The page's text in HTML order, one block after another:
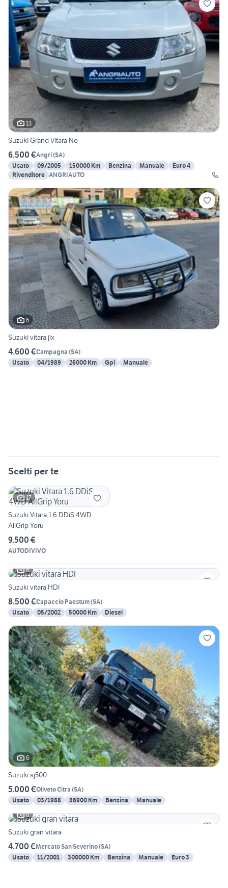
13
Suzuki Grand Vitara No
6.500 €Angri(SA)
Usato
09/2005 150000 Km Benzina Manuale
Euro 4
Rivenditore ANGRIAUTO
6
Suzuki vitara jlx
4.600 €Campagna (SA)
Usato
04/1989 26000 Km Gpl Manuale
Scelti per te
17
Suzuki Vitara 1.6 DDiS 4WD
AllGrip Yoru
9.500 €
AUTODIVIVO
6
Suzuki vitara HDI
8.500 €Capaccio Paestum(SA)
Usato
05/2002 50000 Km Diesel
6
Suzuki sj500
5.000 €Oliveto Citra (SA)
Usato
03/1988 56900 Km Benzina
Manuale
6
Suzuki gran vitara
4.700 €Mercato San Severino(SA)
Usato
11/2001 300000 Km Benzina Manuale Euro 3